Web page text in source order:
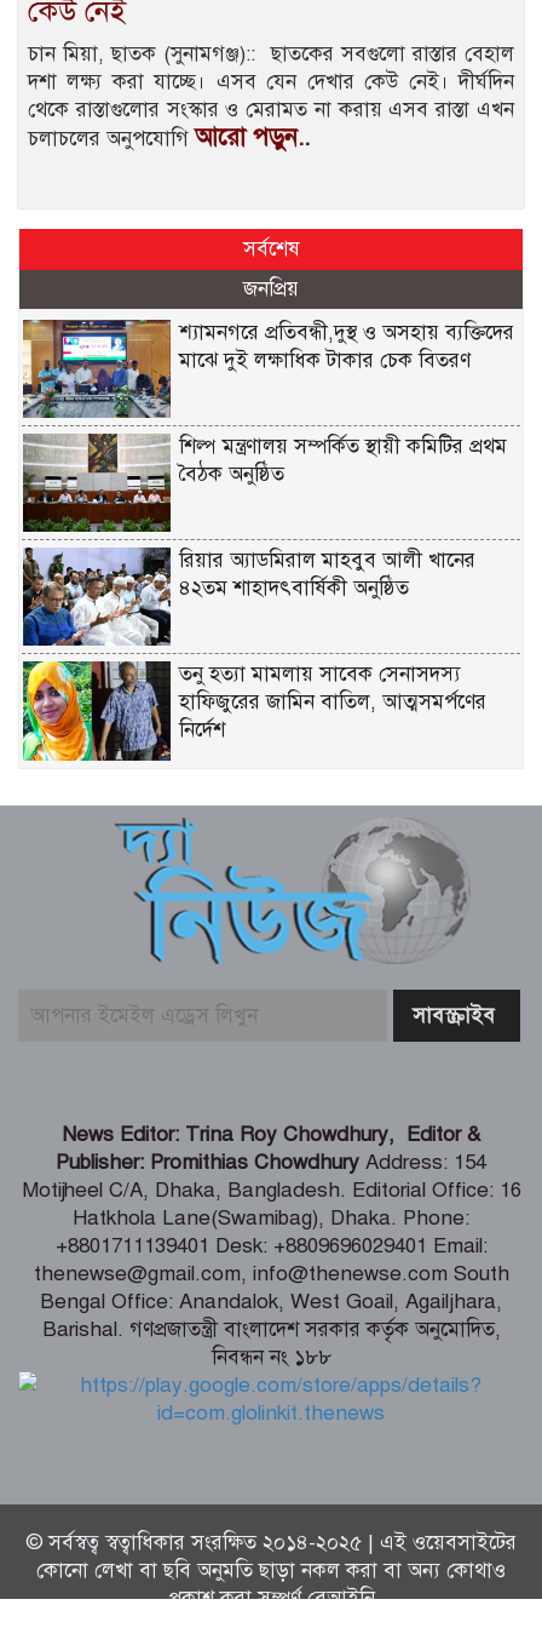
কেউ নেই
চান মিয়া, ছাতক (সুনামগঞ্জ):: ছাতকের সবগুলো রাস্তার বেহাল
দশা লক্ষ্য করা যাচ্ছে। এসব যেন দেখার কেউ নেই। দীর্ঘদিন
থেকে রাস্তাগুলোর সংস্কার ও মেরামত না করায় এসব রাস্তা এখন
চলাচলের অনুপযোগিআরো পড়ুন..
সর্বশেষ
জনপ্রিয়
শ্যামনগরে প্রতিবন্ধী,দুস্থ ও অসহায় ব্যক্তিদের
মাঝে দুই লক্ষাধিক টাকার চেক বিতরণ
শিল্প মন্ত্রণালয় সম্পর্কিত স্থায়ী কমিটির প্রথম
বৈঠক অনুষ্ঠিত
রিয়ার অ্যাডমিরাল মাহবুব আলী খানের
৪২তম শাহাদৎবার্ষিকী অনুষ্ঠিত
তনু হত্যা মামলায় সাবেক সেনাসদস্য
হাফিজুরের জামিন বাতিল, আত্মসমর্পণের
নির্দেশ
যুবকের মৃত্যু
পাইকগাছায় ছাত্র ও দরিদ্র মানুষের মাঝে
সাইকেল, সেলাই মেশিন ও ভ্যান বিতরণ
মার্কিন প্রশান্ত মহাসাগরীয় নৌবহর
কমান্ডারের বাংলাদেশ সফর শেষ
ভারতীয় হাইক‌মিশনা‌রের স‌ঙ্গে আইএবিডির
প্রতি‌নি‌ধিদ‌লের সাক্ষাৎ
গ্যাস-বিদ্যুৎ সংকটের জবাব চেয়ে
প্রধানমন্ত্রীর কাছে স্মারকলিপি ১১ দলের
পররাষ্ট্রমন্ত্রীর কা‌ছে ইউএনডিপির আবাসিক
প্রতিনিধির পরিচয়পত্র পেশ
News Editor: Trina Roy Chowdhury, Editor &
Publisher: Promithias Chowdhury Address: 154
Motijheel C/A, Dhaka, Bangladesh. Editorial Office: 16
Hatkhola Lane(Swamibag), Dhaka. Phone:
+8801711139401 Desk: +8809696029401 Email:
thenewse@gmail.com, info@thenewse.com South
Bengal Office: Anandalok, West Goail, Agailjhara,
Barishal. গণপ্রজাতন্ত্রী বাংলাদেশ সরকার কর্তৃক অনুমোদিত,
নিবন্ধন নং ১৮৮
© সর্বস্বত্ব স্বত্বাধিকার সংরক্ষিত ২০১৪-২০২৫ | এই ওয়েবসাইটের
কোনো লেখা বা ছবি অনুমতি ছাড়া নকল করা বা অন্য কোথাও
প্রকাশ করা সম্পূর্ণ বেআইনি